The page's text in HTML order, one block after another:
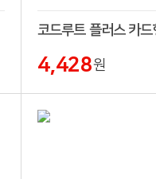
4,428원